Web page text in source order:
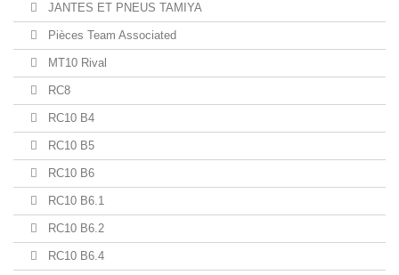
JANTES ET PNEUS TAMIYA
Pièces Team Associated
MT10 Rival
RC8
RC10 B4
RC10 B5
RC10 B6
RC10 B6.1
RC10 B6.2
RC10 B6.4